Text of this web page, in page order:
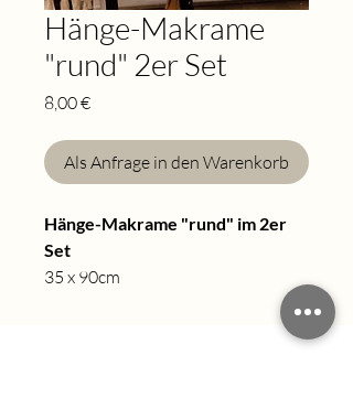
Hänge-Makrame
"rund" 2er Set
8,00 €Preis
Als Anfrage in den Warenkorb
Hänge-Makrame "rund" im 2er
Set
35 x 90cm